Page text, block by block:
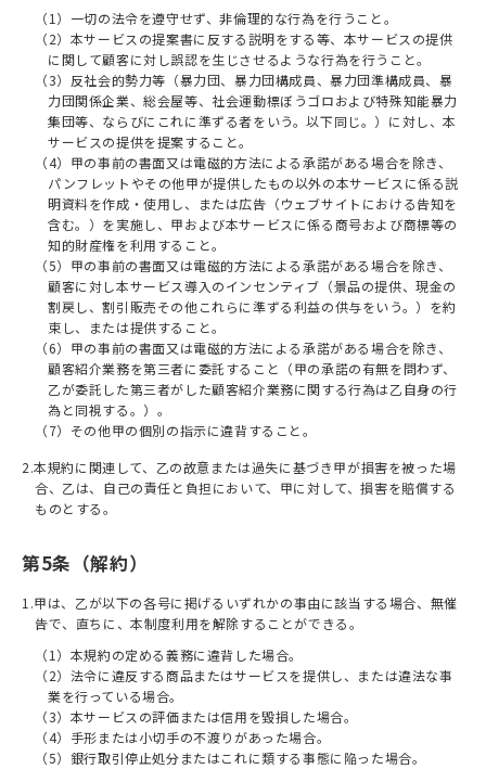
（1）⼀切の法令を遵守せず、⾮倫理的な⾏為を⾏うこと。
（2）本サービスの提案書に反する説明をする等、本サービスの提供
に関して顧客に対し誤認を⽣じさせるような⾏為を⾏うこと。
（3）反社会的勢⼒等（暴⼒団、暴⼒団構成員、暴⼒団準構成員、暴
⼒団関係企業、総会屋等、社会運動標ぼうゴロおよび特殊知能暴⼒
集団等、ならびにこれに準ずる者をいう。以下同じ。）に対し、本
サービスの提供を提案すること。
（4）甲の事前の書面又は電磁的方法による承諾がある場合を除き、
パンフレットやその他甲が提供したもの以外の本サービスに係る説
明資料を作成・使⽤し、または広告（ウェブサイトにおける告知を
含む。）を実施し、甲および本サービスに係る商号および商標等の
知的財産権を利⽤すること。
（5）甲の事前の書面又は電磁的方法による承諾がある場合を除き、
顧客に対し本サービス導⼊のインセンティブ（景品の提供、現⾦の
割戻し、割引販売その他これらに準ずる利益の供与をいう。）を約
束し、または提供すること。
（6）甲の事前の書面又は電磁的方法による承諾がある場合を除き、
顧客紹介業務を第三者に委託すること（甲の承諾の有無を問わず、
乙が委託した第三者がした顧客紹介業務に関する行為は乙自身の行
為と同視する。）。
（7）その他甲の個別の指⽰に違背すること。
2.本規約に関連して、⼄の故意または過失に基づき甲が損害を被った場
合、⼄は、⾃⼰の責任と負担において、甲に対して、損害を賠償する
ものとする。
第5条（解約）
1.甲は、⼄が以下の各号に掲げるいずれかの事由に該当する場合、無催
告で、直ちに、本制度利用を解除することができる。
（1）本規約の定める義務に違背した場合。
（2）法令に違反する商品またはサービスを提供し、または違法な事
業を⾏っている場合。
（3）本サービスの評価または信⽤を毀損した場合。
（4）⼿形または⼩切⼿の不渡りがあった場合。
（5）銀⾏取引停⽌処分またはこれに類する事態に陥った場合。